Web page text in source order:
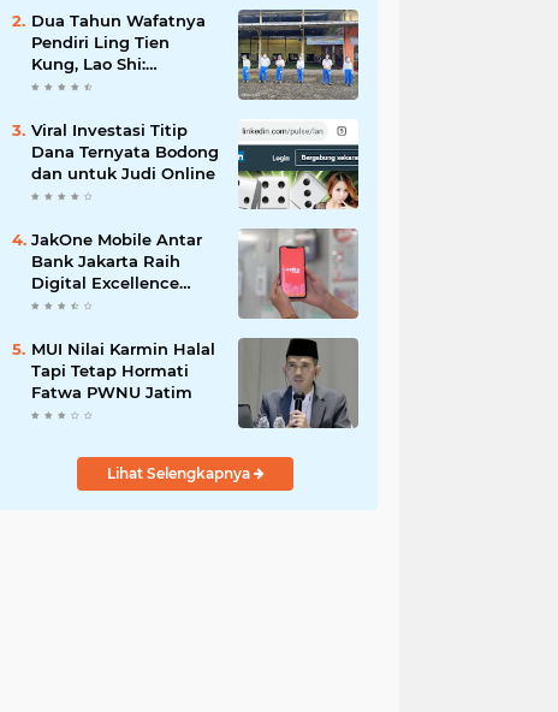
Dua Tahun Wafatnya
Pendiri Ling Tien
Kung, Lao Shi:
Amanah Harus Kita
Viral Investasi Titip
Dana Ternyata Bodong
dan untuk Judi Online
JakOne Mobile Antar
Bank Jakarta Raih
Digital Excellence
Awards 2026
MUI Nilai Karmin Halal
Tapi Tetap Hormati
Fatwa PWNU Jatim
Lihat Selengkapnya